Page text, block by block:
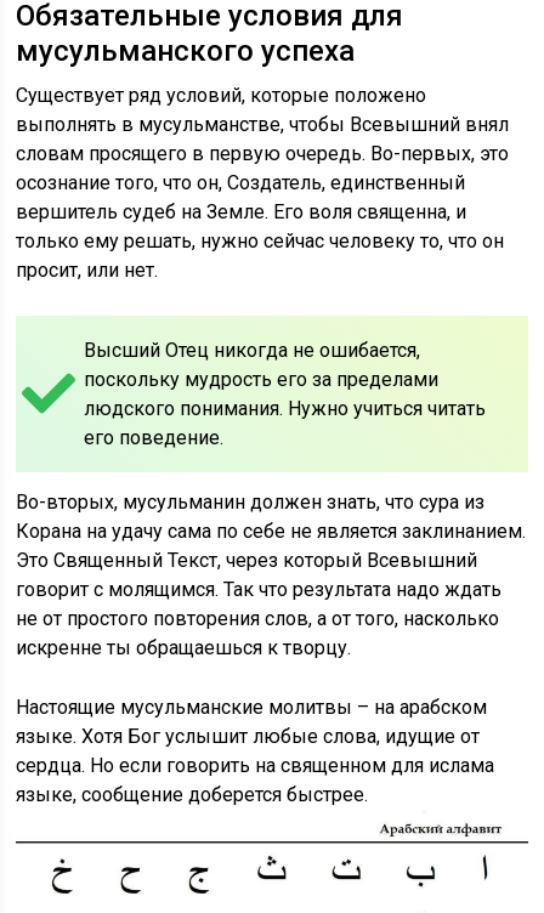
Обязательные условия для
мусульманского успеха
Существует ряд условий, которые положено
выполнять в мусульманстве, чтобы Всевышний внял
словам просящего в первую очередь. Во-первых, это
осознание того, что он, Создатель, единственный
вершитель судеб на Земле. Его воля священна, и
только ему решать, нужно сейчас человеку то, что он
просит, или нет.
Высший Отец никогда не ошибается,
поскольку мудрость его за пределами
людского понимания. Нужно учиться читать
его поведение.
Во-вторых, мусульманин должен знать, что сура из
Корана на удачу сама по себе не является заклинанием.
Это Священный Текст, через который Всевышний
говорит с молящимся. Так что результата надо ждать
не от простого повторения слов, а от того, насколько
искренне ты обращаешься к творцу.
Настоящие мусульманские молитвы – на арабском
языке. Хотя Бог услышит любые слова, идущие от
сердца. Но если говорить на священном для ислама
языке, сообщение доберется быстрее.